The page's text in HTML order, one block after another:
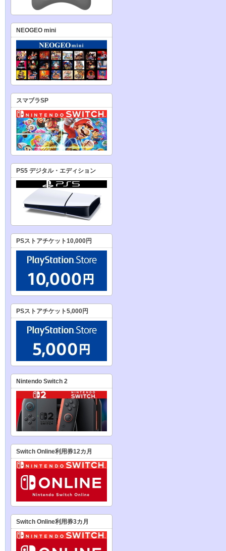
NEOGEO mini
スマブラSP
PS5 デジタル・エディション
PSストアチケット10,000円
PSストアチケット5,000円
Nintendo Switch 2
Switch Online利用券12カ月
Switch Online利用券3カ月